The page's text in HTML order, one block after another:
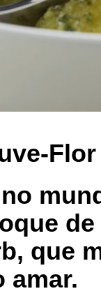
que
amar.